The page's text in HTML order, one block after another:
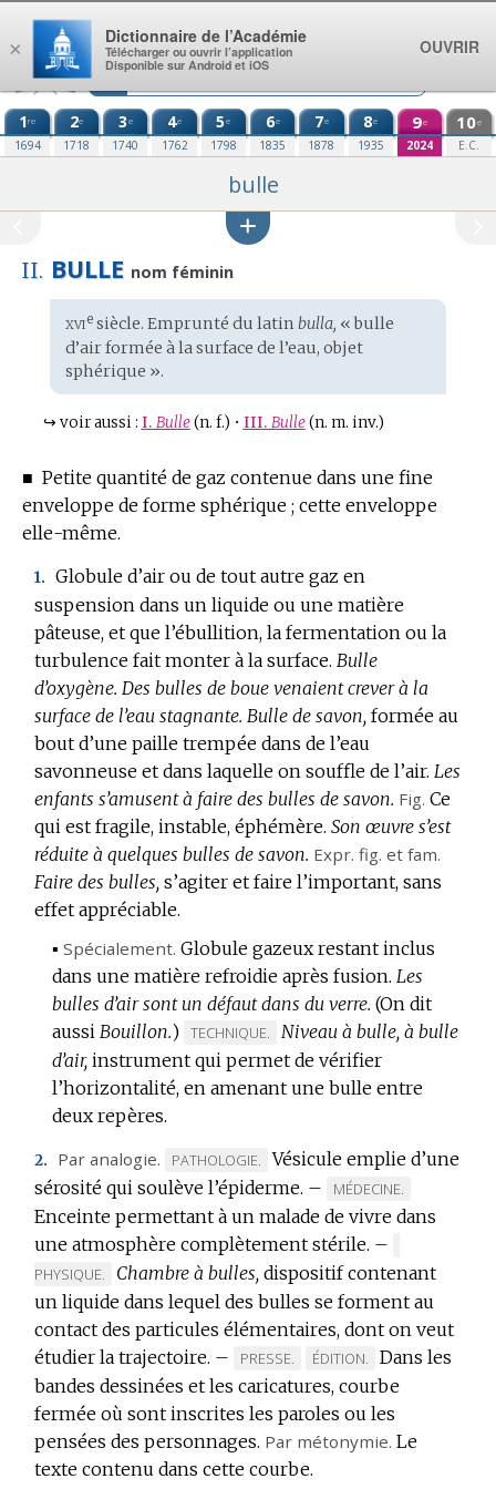
Aller au contenu
1re
1694
2e
1718
3e
1740
4e
1762
5e
1798
6e
1835
7e
1878
8e
1935
9e
2024
10e
E.C.
bulle
II. BULLE nom féminin
Étymologie
:
xviesiècle. Emprunté du latin bulla, « bulle
d’air formée à la surface de l’eau, objet
sphérique ».
↪ voir aussi : I. Bulle (n. f.) • III. Bulle (n. m. inv.)
■ Petite quantité de gaz contenue dans une fine
enveloppe de forme sphérique ; cette enveloppe
elle-même.
1. Globule d’air ou de tout autre gaz en
suspension dans un liquide ou une matière
pâteuse, et que l’ébullition, la fermentation ou la
turbulence fait monter à la surface. Bulle
d’oxygène. Des bulles de boue venaient crever à la
surface de l’eau stagnante. Bulle de savon, formée au
bout d’une paille trempée dans de l’eau
savonneuse et dans laquelle on souffle de l’air. Les
enfants s’amusent à faire des bulles de savon. Fig. Ce
qui est fragile, instable, éphémère. Son œuvre s’est
réduite à quelques bulles de savon. Expr. fig. et fam.
Faire des bulles, s’agiter et faire l’important, sans
effet appréciable.
▪ Spécialement. Globule gazeux restant inclus
dans une matière refroidie après fusion. Les
bulles d’air sont un défaut dans du verre. (On dit
aussi Bouillon.) MARQUE
DE
DOMAINE
TECHNIQUE.
Niveau à bulle, à bulle
d’air, instrument qui permet de vérifier
l’horizontalité, en amenant une bulle entre
deux repères.
2. Par analogie.
MARQUE
DE
DOMAINE
:
PATHOLOGIE.
Vésicule emplie d’une
sérosité qui soulève l’épiderme. –
MARQUE
DE
DOMAINE
:
MÉDECINE.
Enceinte permettant à un malade de vivre dans
une atmosphère complètement stérile. –
DE
DOMAINE
:
PHYSIQUE. Chambre à bulles, dispositif contenant
un liquide dans lequel des bulles se forment au
contact des particules élémentaires, dont on veut
étudier la trajectoire. –
MARQUE
DE
DOMAINE
:
PRESSE.
MARQUE
DE
DOMAINE
:
ÉDITION.
Dans les
bandes dessinées et les caricatures, courbe
fermée où sont inscrites les paroles ou les
pensées des personnages. Par métonymie. Le
texte contenu dans cette courbe.
×
Dictionnaire de l’Académie
Télécharger ou ouvrir l’application
Disponible sur Android et iOS
OUVRIR